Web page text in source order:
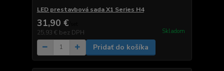
LED prestavbová sada X1 Series H4
31,90 €
25,93 € bez DPH Skladom
Pridať do košíka